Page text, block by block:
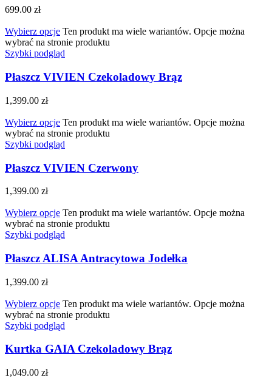
699.00 zł
Wybierz opcje Ten produkt ma wiele wariantów. Opcje można
wybrać na stronie produktu
Szybki podgląd
Płaszcz VIVIEN Czekoladowy Brąz
1,399.00 zł
Wybierz opcje Ten produkt ma wiele wariantów. Opcje można
wybrać na stronie produktu
Szybki podgląd
Płaszcz VIVIEN Czerwony
1,399.00 zł
Wybierz opcje Ten produkt ma wiele wariantów. Opcje można
wybrać na stronie produktu
Szybki podgląd
Płaszcz ALISA Antracytowa Jodełka
1,399.00 zł
Wybierz opcje Ten produkt ma wiele wariantów. Opcje można
wybrać na stronie produktu
Szybki podgląd
Kurtka GAIA Czekoladowy Brąz
1,049.00 zł